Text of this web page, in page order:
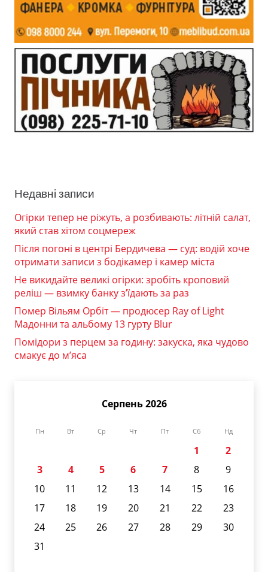
Недавні записи
Огірки тепер не ріжуть, а розбивають: літній салат,
який став хітом соцмереж
Після погоні в центрі Бердичева — суд: водій хоче
отримати записи з бодікамер і камер міста
Не викидайте великі огірки: зробіть кроповий
реліш — взимку банку з’їдають за раз
Помер Вільям Орбіт — продюсер Ray of Light
Мадонни та альбому 13 гурту Blur
Помідори з перцем за годину: закуска, яка чудово
смакує до м’яса
Серпень 2026
Пн Вт Ср Чт Пт Сб Нд
1
2
3
4 5 6 7 8
9
10
11 12 13 14 15
16
17
18 19 20 21 22
23
24
25 26 27 28 29
30
31